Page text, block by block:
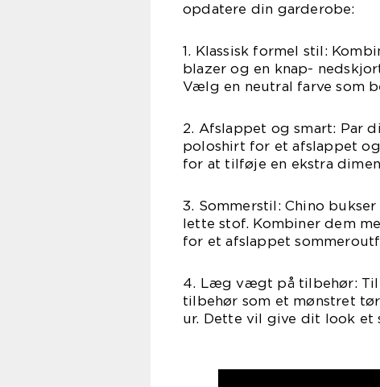
opdatere din garderobe:
1. Klassisk formel stil:
blazer og en knap-
Vælg en neutral farve som
2. Afslappet og smart: Par
poloshirt for et afslappet
for at tilføje en ekstra
3. Sommerstil: Chino
lette stof. Kombiner dem
for et afslappet
4. Læg vægt på tilbehør:
tilbehør som et mønstret
ur. Dette vil give dit look et